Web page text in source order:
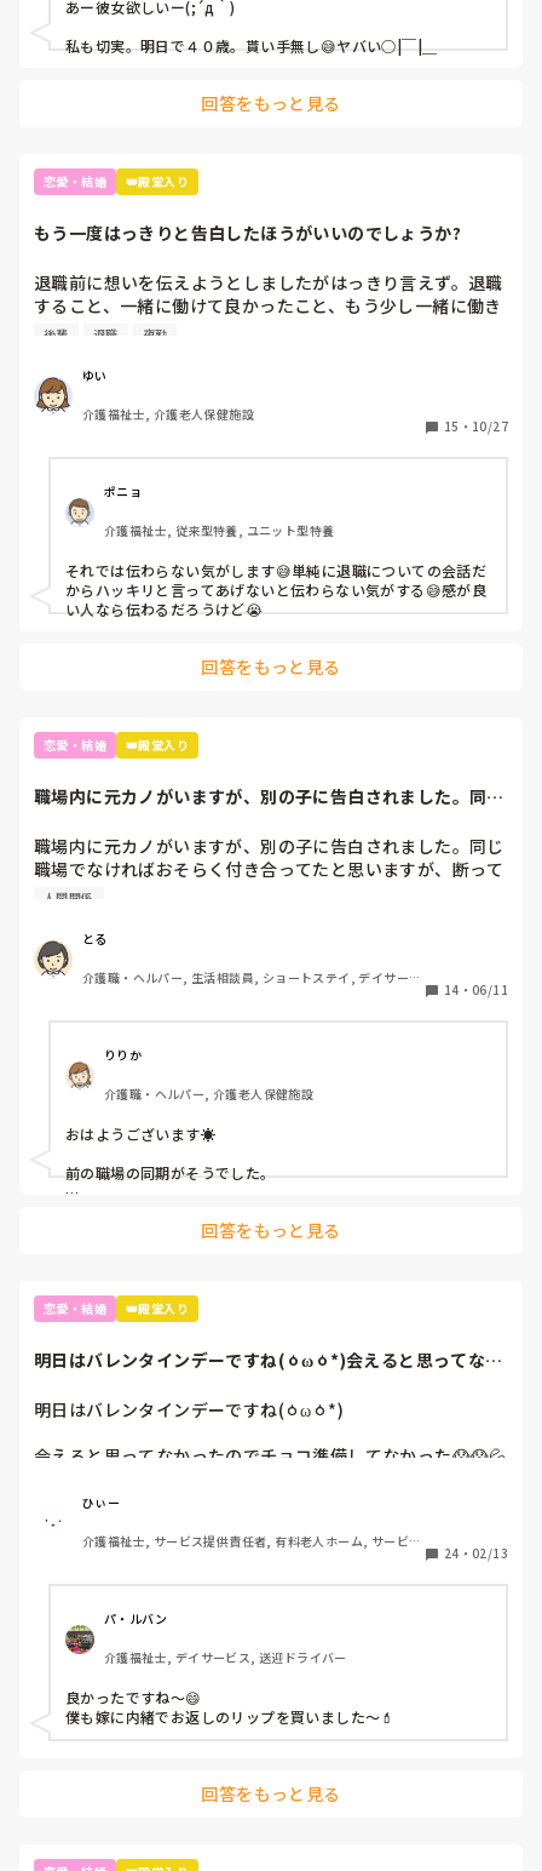
あー彼女欲しいー(;´д｀)
私も切実。明日で４０歳。貰い手無し😅ヤバい○|￣|＿
回答をもっと見る
恋愛・結婚 👑殿堂入り
もう一度はっきりと告白したほうがいいのでしょうか?
退職前に想いを伝えようとしましたがはっきり言えず。退職
すること、一緒に働けて良かったこと、もう少し一緒に働き
たかったことをロッカーに戻る途中に伝えました。「そうな
伝える前は「今日は○○さんが色々手伝ってくれたから助か
った。一緒に働けてよかった。」と笑ってました。ただの職
場の後輩にしか思っていないってことですよね。来月のシフ
ト見たら夜勤が結構被っていて､､､。その気がないなら優し
くしないで欲しいな。勘違いしちゃうし。
後輩 退職 夜勤
ゆい
介護福祉士, 介護老人保健施設
15 ・ 10/27
ポニョ
介護福祉士, 従来型特養, ユニット型特養
それでは伝わらない気がします😅単純に退職についての会話だ
からハッキリと言ってあげないと伝わらない気がする😅感が良
い人なら伝わるだろうけど😭
回答をもっと見る
恋愛・結婚 👑殿堂入り
職場内に元カノがいますが、別の子に告白されました。同じ
職場内に元カノがいますが、別の子に告白されました。同じ
職場でなければおそらく付き合ってたと思いますが、断って
しまいました。
ないし、周囲の目もとても気になりました。
皆さんの職場に複数の方と付き合っていた方いますか？ま
た、その方に対し何か思う事ありましたか？
同じ経験された方がいれば、その方の話も聞きたいです。宜
しくお願い致します。
人間関係
とる
介護職・ヘルパー, 生活相談員, ショートステイ, デイサービ
14 ・ 06/11
りりか
介護職・ヘルパー, 介護老人保健施設
おはようございます☀
前の職場の同期がそうでした。
でも、他の女性職員からは男好きと裏で言われよく相談されて
ました仲が良かったんで
私個人的な意見として介護職って出会いないし男女が居ればそ
因みに介護職は職場恋愛率高いみたいですよ
私は同期にはちゃんと私情挟まずしっかり仕事すれば大丈夫だ
回答をもっと見る
恋愛・結婚 👑殿堂入り
明日はバレンタインデーですね(ㆁωㆁ*)会えると思ってなか
明日はバレンタインデーですね(ㆁωㆁ*)
会えると思ってなかったのでチョコ準備してなかった😱😱💦
せるようにします( ⸝⸝◦︎◦︎⸝⸝ )
皆さんも明日はHappy  Valentine❤️❤️❤️
ひぃー
介護福祉士, サービス提供責任者, 有料老人ホーム, サービス
24 ・ 02/13
パ・ルバン
介護福祉士, デイサービス, 送迎ドライバー
良かったですね〜😄
僕も嫁に内緒でお返しのリップを買いました〜💄
回答をもっと見る